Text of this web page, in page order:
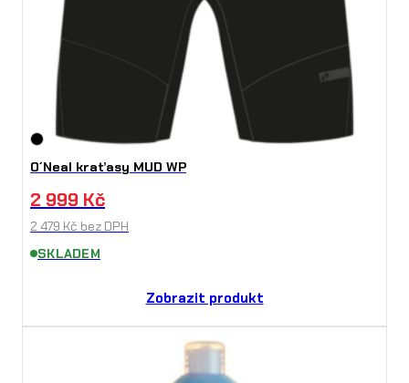
O´Neal kraťasy MUD WP
2 999 Kč
2 479 Kč bez DPH
SKLADEM
Zobrazit produkt